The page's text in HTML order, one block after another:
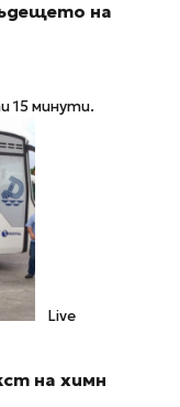
на
15 минути.
Live
на химн